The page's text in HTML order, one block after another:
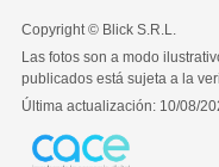
Copyright © Blick S.R.L.
Las fotos son a modo
publicados está sujeta a la
Última actualización: 10/08/